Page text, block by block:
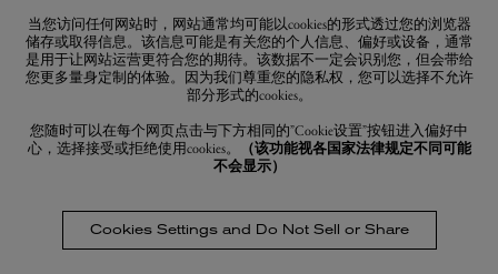
当您访问任何网站时，网站通常均可能以cookies的形式透过您的浏览器
储存或取得信息。该信息可能是有关您的个人信息、偏好或设备，通常
是用于让网站运营更符合您的期待。该数据不一定会识别您，但会带给
您更多量身定制的体验。因为我们尊重您的隐私权，您可以选择不允许
部分形式的cookies。
您随时可以在每个网页点击与下方相同的”Cookie设置”按钮进入偏好中
心，选择接受或拒绝使用cookies。
（该功能视各国家法律规定不同可能
不会显示）
Cookies Settings and Do Not Sell or Share